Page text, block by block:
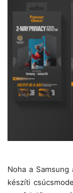
Noha a
készíti